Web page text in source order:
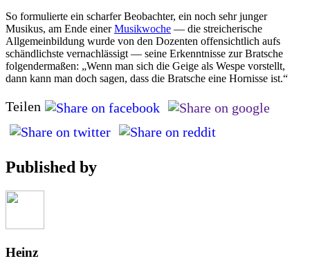
So formulierte ein scharfer Beobachter, ein noch sehr junger
Musikus, am Ende einerMusikwoche — die streicherische
Allgemeinbildung wurde von den Dozenten offensichtlich aufs
schändlichste vernachlässigt — seine Erkenntnisse zur Bratsche
folgendermaßen: „Wenn man sich die Geige als Wespe vorstellt,
dann kann man doch sagen, dass die Bratsche eine Hornisse ist.“
Teilen
Published by
Heinz